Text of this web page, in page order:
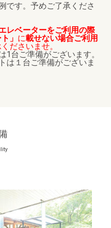
です。予めご了承くださ
レベーターをご利用の際
」 に載せない場合ご利用
ださいませ。
台ご準備がございます。
１台ご準備がございま